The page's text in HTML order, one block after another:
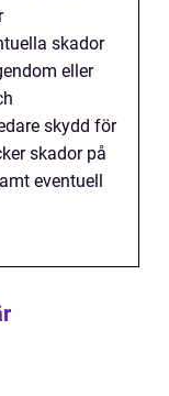
skador
eller
skydd för
skador på
eventuell